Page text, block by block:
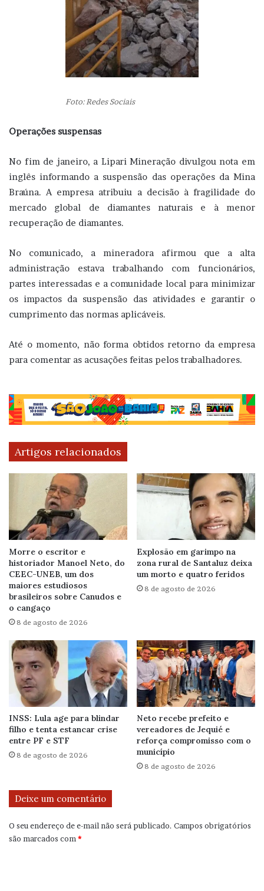
Foto: Redes Sociais
Operações suspensas
No fim de janeiro, a Lipari Mineração divulgou nota em
inglês informando a suspensão das operações da Mina
Braúna. A empresa atribuiu a decisão à fragilidade do
mercado global de diamantes naturais e à menor
recuperação de diamantes.
No comunicado, a mineradora afirmou que a alta
administração estava trabalhando com funcionários,
partes interessadas e a comunidade local para minimizar
os impactos da suspensão das atividades e garantir o
cumprimento das normas aplicáveis.
Até o momento, não forma obtidos retorno da empresa
para comentar as acusações feitas pelos trabalhadores.
Artigos relacionados
Morre o escritor e
historiador Manoel Neto, do
CEEC-UNEB, um dos
maiores estudiosos
brasileiros sobre Canudos e
o cangaço
8 de agosto de 2026
Explosão em garimpo na
zona rural de Santaluz deixa
um morto e quatro feridos
8 de agosto de 2026
INSS: Lula age para blindar
filho e tenta estancar crise
entre PF e STF
8 de agosto de 2026
Neto recebe prefeito e
vereadores de Jequié e
reforça compromisso com o
município
8 de agosto de 2026
Deixe um comentário
O seu endereço de e-mail não será publicado. Campos obrigatórios
são marcados com *